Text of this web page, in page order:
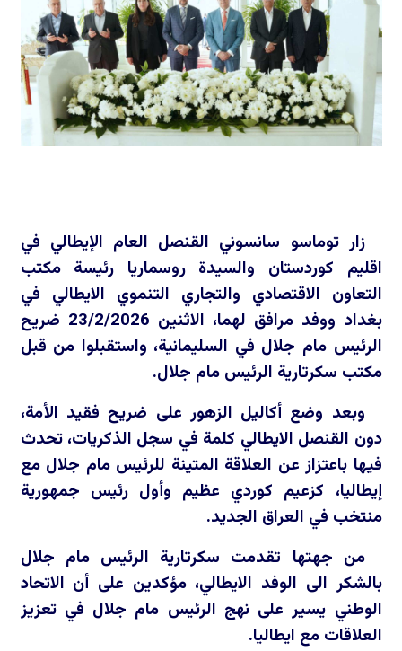
زار توماسو سانسوني القنصل العام الإيطالي في
اقليم كوردستان والسيدة روسماريا رئيسة مكتب
التعاون الاقتصادي والتجاري التنموي الايطالي في
بغداد ووفد مرافق لهما، الاثنين 23/2/2026 ضريح
الرئيس مام جلال في السليمانية، واستقبلوا من قبل
مكتب سكرتارية الرئيس مام جلال.
وبعد وضع أكاليل الزهور على ضريح فقيد الأمة،
دون القنصل الايطالي كلمة في سجل الذكريات، تحدث
فيها باعتزاز عن العلاقة المتينة للرئيس مام جلال مع
إيطاليا، كزعيم كوردي عظيم وأول رئيس جمهورية
منتخب في العراق الجديد.
من جهتها تقدمت سكرتارية الرئيس مام جلال
بالشكر الى الوفد الايطالي، مؤكدين على أن الاتحاد
الوطني يسير على نهج الرئيس مام جلال في تعزيز
العلاقات مع ايطاليا.